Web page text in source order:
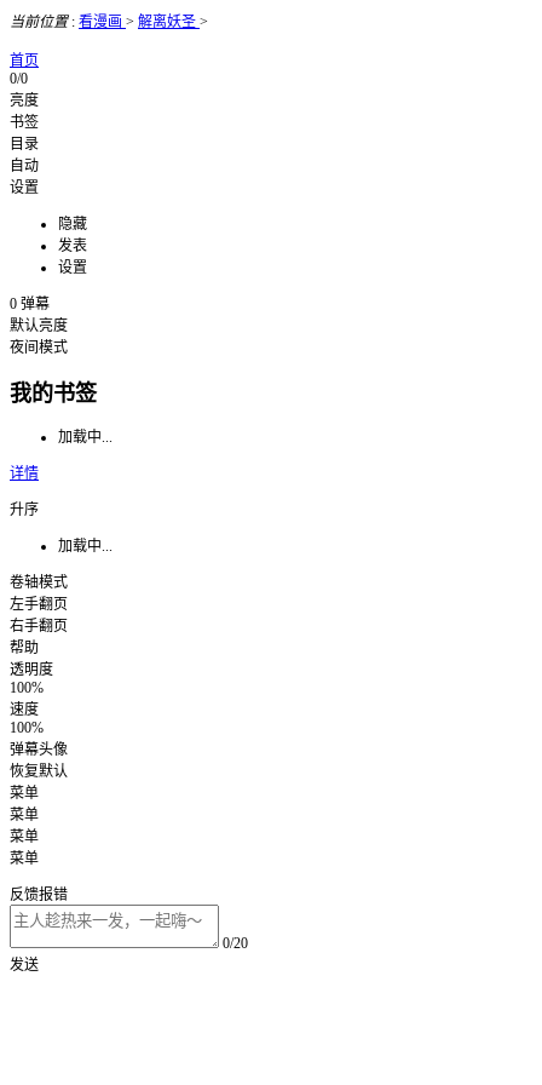
当前位置: 看漫画 > 解离妖圣 >
首页
0/0
亮度
书签
目录
自动
设置
隐藏
发表
设置
0 弹幕
默认亮度
夜间模式
我的书签
加载中...
详情
升序
加载中...
卷轴模式
左手翻页
右手翻页
帮助
透明度
100%
速度
100%
弹幕头像
恢复默认
菜单
菜单
菜单
菜单
反馈报错
0/20
发送